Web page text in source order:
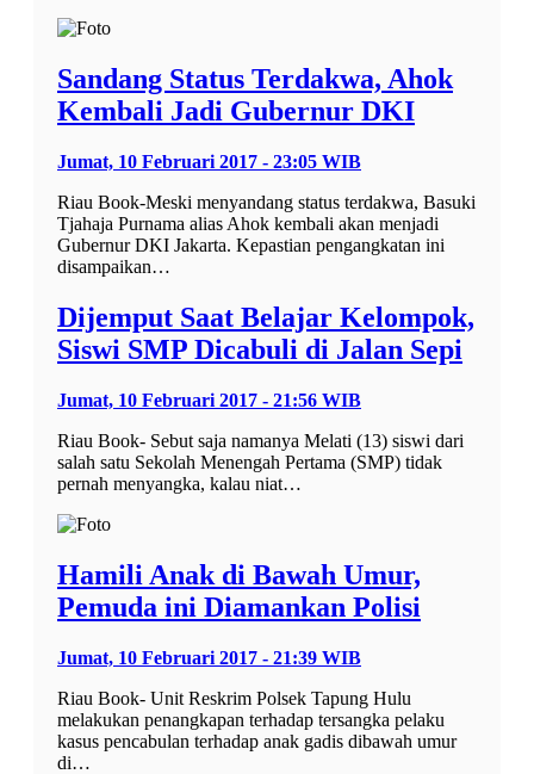
Sandang Status Terdakwa, Ahok
Kembali Jadi Gubernur DKI
Jumat, 10 Februari 2017 - 23:05 WIB
Riau Book-Meski menyandang status terdakwa, Basuki
Tjahaja Purnama alias Ahok kembali akan menjadi
Gubernur DKI Jakarta. Kepastian pengangkatan ini
disampaikan…
Dijemput Saat Belajar Kelompok,
Siswi SMP Dicabuli di Jalan Sepi
Jumat, 10 Februari 2017 - 21:56 WIB
Riau Book- Sebut saja namanya Melati (13) siswi dari
salah satu Sekolah Menengah Pertama (SMP) tidak
pernah menyangka, kalau niat…
Hamili Anak di Bawah Umur,
Pemuda ini Diamankan Polisi
Jumat, 10 Februari 2017 - 21:39 WIB
Riau Book- Unit Reskrim Polsek Tapung Hulu
melakukan penangkapan terhadap tersangka pelaku
kasus pencabulan terhadap anak gadis dibawah umur
di…